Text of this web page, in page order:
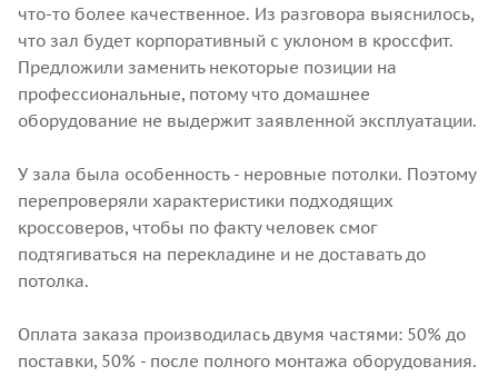
что-то более качественное. Из разговора выяснилось,
что зал будет корпоративный с уклоном в кроссфит.
Предложили заменить некоторые позиции на
профессиональные, потому что домашнее
оборудование не выдержит заявленной эксплуатации.
У зала была особенность - неровные потолки. Поэтому
перепроверяли характеристики подходящих
кроссоверов, чтобы по факту человек смог
подтягиваться на перекладине и не доставать до
потолка.
Оплата заказа производилась двумя частями: 50% до
поставки, 50% - после полного монтажа оборудования.